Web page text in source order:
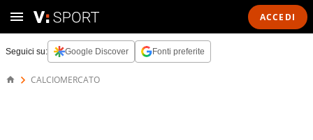
ACCEDI
Seguici su: Google Discover Fonti preferite
CALCIOMERCATO